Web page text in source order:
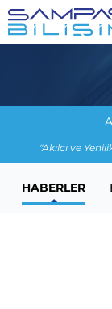
"Akılcı ve
HABERLER